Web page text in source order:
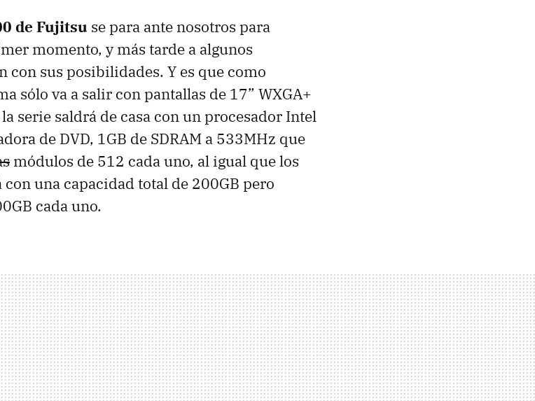
de Fujitsu se para ante nosotros para
momento, y más tarde a algunos
sus posibilidades. Y es que como
sólo va a salir con pantallas de 17” WXGA+
serie saldrá de casa con un procesador Intel
de DVD, 1GB de SDRAM a 533MHz que
módulos de 512 cada uno, al igual que los
una capacidad total de 200GB pero
cada uno.